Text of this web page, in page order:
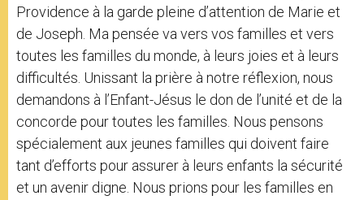
Providence à la garde pleine d’attention de Marie et
de Joseph. Ma pensée va vers vos familles et vers
toutes les familles du monde, à leurs joies et à leurs
difficultés. Unissant la prière à notre réflexion, nous
demandons à l’Enfant-Jésus le don de l’unité et de la
concorde pour toutes les familles. Nous pensons
spécialement aux jeunes familles qui doivent faire
tant d’efforts pour assurer à leurs enfants la sécurité
et un avenir digne. Nous prions pour les familles en